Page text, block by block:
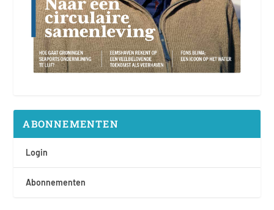
ABONNEMENTEN
Login
Abonnementen